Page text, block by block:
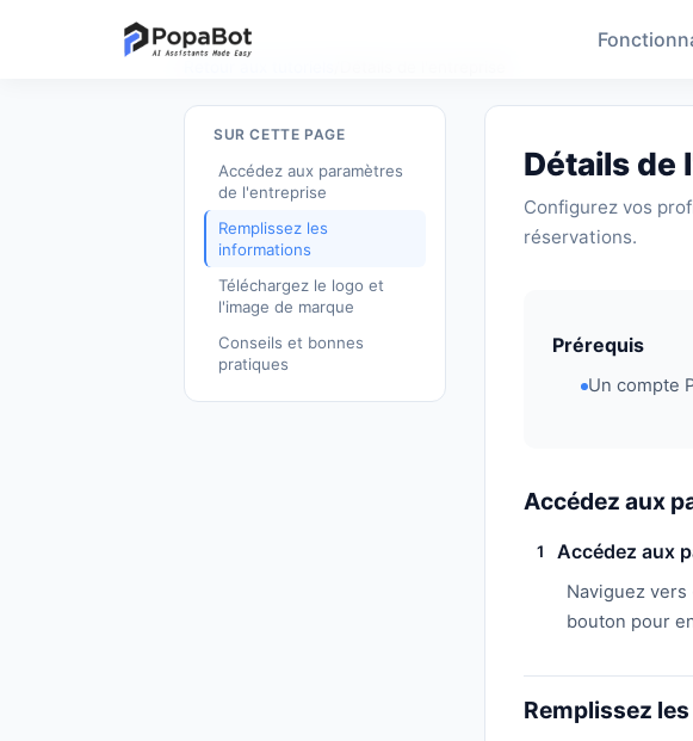
SUR CETTE PAGE
Accédez aux paramètres
de l'entreprise
Remplissez les
informations
Téléchargez le logo et
l'image de marque
Conseils et bonnes
pratiques
Détails de
Configurez vos
réservations.
Prérequis
Un compte
Accédez aux
1 Accédez aux
Naviguez
bouton pour
Remplissez